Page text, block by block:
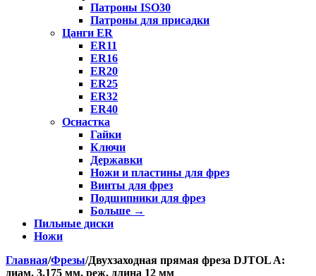
Патроны ISO30
Патроны для присадки
Цанги ER
ER11
ER16
ER20
ER25
ER32
ER40
Оснастка
Гайки
Ключи
Державки
Ножи и пластины для фрез
Винты для фрез
Подшипники для фрез
Больше →
Пильные диски
Ножи
Главная/Фрезы/Двухзаходная прямая фреза DJTOL A:
диам. 3.175 мм, реж. длина 12 мм